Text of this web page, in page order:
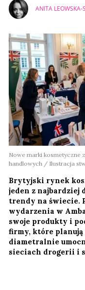
ANITA LEOWSKA-
Nowe marki kosmetyczne
handlowych / Ilustracja
Brytyjski rynek
jeden z najbardziej
trendy na świecie.
wydarzenia w
swoje produkty i
firmy, które planują
diametralnie
sieciach drogerii i